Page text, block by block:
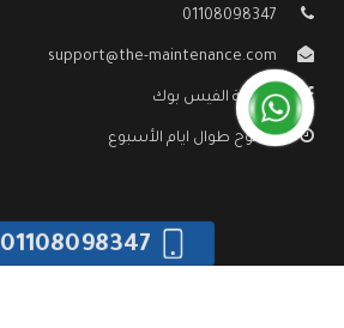
01108098347
support@the-maintenance.com
صفحة الفيس بوك
مفتوح طوال ايام الأسبوع
01108098347